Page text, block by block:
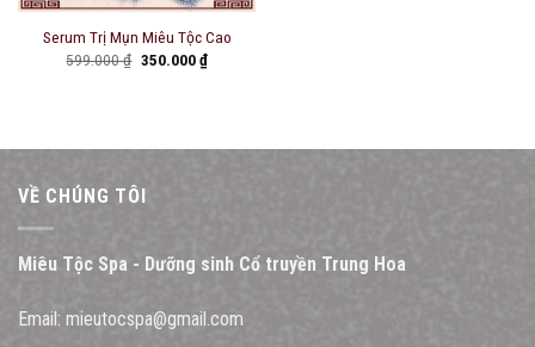
Serum Trị Mụn Miêu Tộc Cao
599.000₫ Original
350.000₫Current
price
VỀ CHÚNG TÔI
Miêu Tộc Spa - Dưỡng sinh Cổ truyền Trung Hoa
Email: mieutocspa@gmail.com